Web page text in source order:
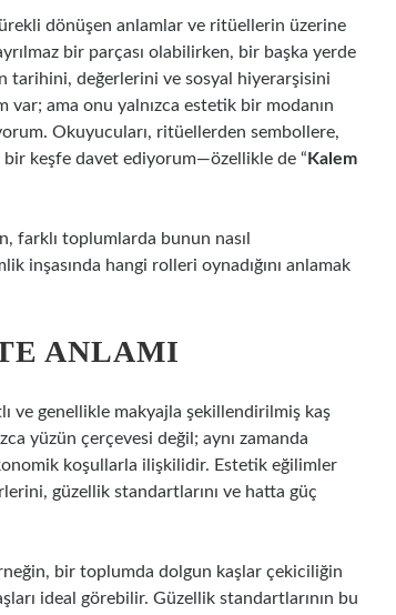
dönüşen anlamlar ve ritüellerin üzerine
bir parçası olabilirken, bir başka yerde
tarihini, değerlerini ve sosyal hiyerarşisini
var; ama onu yalnızca estetik bir modanın
Okuyucuları, ritüellerden sembollere,
bir keşfe davet ediyorum—özellikle de “ Kalem
farklı toplumlarda bunun nasıl
inşasında hangi rolleri oynadığını anlamak
ANLAMI
ve genellikle makyajla şekillendirilmiş kaş
yüzün çerçevesi değil; aynı zamanda
koşullarla ilişkilidir. Estetik eğilimler
güzellik standartlarını ve hatta güç
bir toplumda dolgun kaşlar çekiciliğin
ideal görebilir. Güzellik standartlarının bu